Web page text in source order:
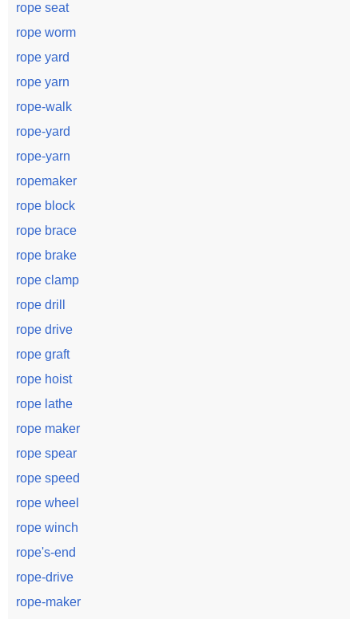
rope seat
rope worm
rope yard
rope yarn
rope-walk
rope-yard
rope-yarn
ropemaker
rope block
rope brace
rope brake
rope clamp
rope drill
rope drive
rope graft
rope hoist
rope lathe
rope maker
rope spear
rope speed
rope wheel
rope winch
rope's-end
rope-drive
rope-maker